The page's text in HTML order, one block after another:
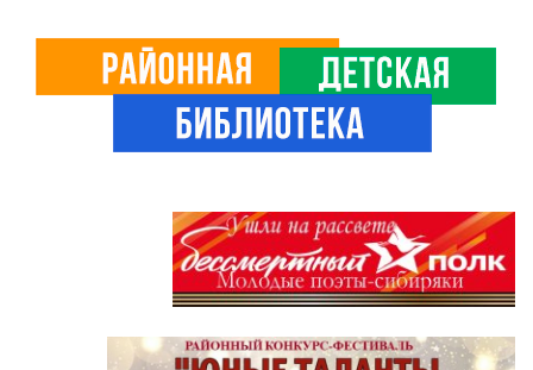
детская
библиотека
Искитимского
района